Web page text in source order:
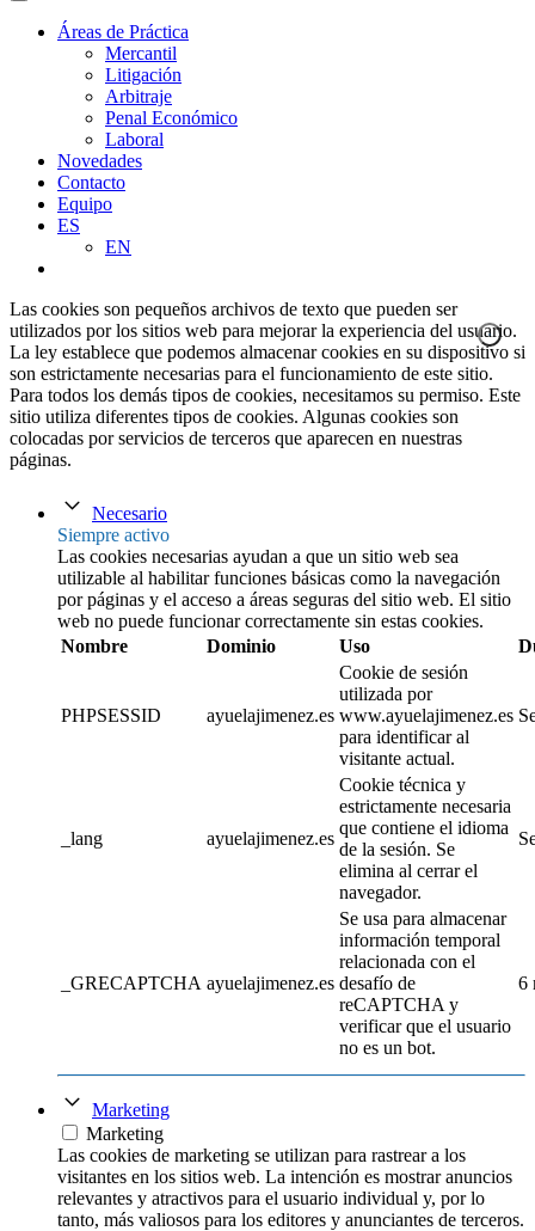
Áreas de Práctica
Mercantil
Litigación
Arbitraje
Penal Económico
Laboral
Novedades
Contacto
Equipo
ES
EN
Las cookies son pequeños archivos de texto que pueden ser
utilizados por los sitios web para mejorar la experiencia del usuario.
La ley establece que podemos almacenar cookies en su dispositivo si
son estrictamente necesarias para el funcionamiento de este sitio.
Para todos los demás tipos de cookies, necesitamos su permiso. Este
sitio utiliza diferentes tipos de cookies. Algunas cookies son
colocadas por servicios de terceros que aparecen en nuestras
páginas.
Necesario
Siempre activo
Las cookies necesarias ayudan a que un sitio web sea
utilizable al habilitar funciones básicas como la navegación
por páginas y el acceso a áreas seguras del sitio web. El sitio
web no puede funcionar correctamente sin estas cookies.
Nombre
Dominio Uso
PHPSESSID ayuelajimenez.es
Cookie de sesión
utilizada por
www.ayuelajimenez.es
para identificar al
visitante actual.
_lang ayuelajimenez.es
Cookie técnica y
estrictamente necesaria
que contiene el idioma
de la sesión. Se
elimina al cerrar el
navegador.
_GRECAPTCHA ayuelajimenez.es
Se usa para almacenar
información temporal
relacionada con el
desafío de
reCAPTCHA y
verificar que el usuario
no es un bot.
6
Marketing
Marketing
Las cookies de marketing se utilizan para rastrear a los
visitantes en los sitios web. La intención es mostrar anuncios
relevantes y atractivos para el usuario individual y, por lo
tanto, más valiosos para los editores y anunciantes de terceros.